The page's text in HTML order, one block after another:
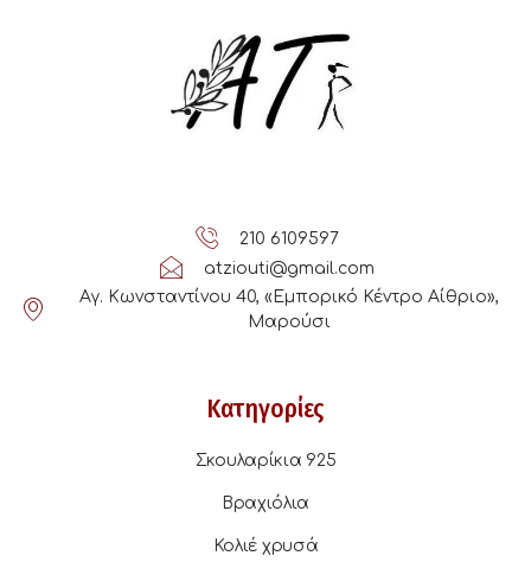
210 6109597
atziouti@gmail.com
Αγ. Κωνσταντίνου 40, «Εμπορικό Κέντρο Αίθριο»,
Μαρούσι
Κατηγορίες
Σκουλαρίκια 925
Βραχιόλια
Κολιέ χρυσά